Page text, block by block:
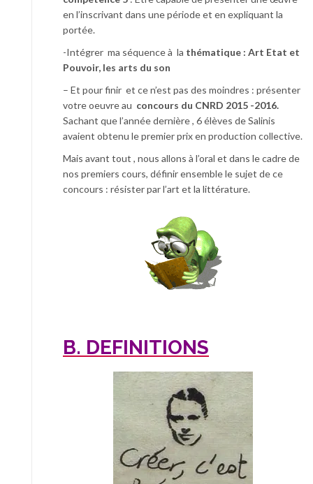
en l’inscrivant dans une période et en expliquant la
portée.
-Intégrer ma séquence à la thématique : Art Etat et
Pouvoir, les arts du son
– Et pour finir et ce n’est pas des moindres : présenter
votre oeuvre au concours du CNRD 2015 -2016.
Sachant que l’année dernière , 6 élèves de Salinis
avaient obtenu le premier prix en production collective.
Mais avant tout , nous allons à l’oral et dans le cadre de
nos premiers cours, définir ensemble le sujet de ce
concours : résister par l’art et la littérature.
B. DEFINITIONS